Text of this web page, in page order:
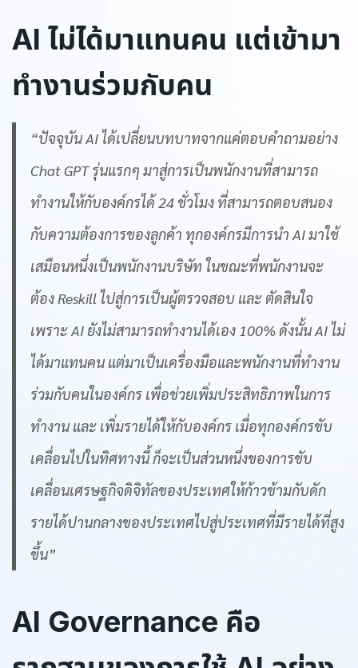
AI ไม่ได้มาแทนคน แต่เข้ามา
ทำงานร่วมกับคน
“ปัจจุบัน AI ได้เปลี่ยนบทบาทจากแค่ตอบคำถามอย่าง
Chat GPT รุ่นแรกๆ มาสู่การเป็นพนักงานที่สามารถ
ทำงานให้กับองค์กรได้ 24 ชั่วโมง ที่สามารถตอบสนอง
กับความต้องการของลูกค้า ทุกองค์กรมีการนำ AI มาใช้
เสมือนหนึ่งเป็นพนักงานบริษัท ในขณะที่พนักงานจะ
ต้อง Reskill ไปสู่การเป็นผู้ตรวจสอบ และ ตัดสินใจ
เพราะ AI ยังไม่สามารถทำงานได้เอง 100% ดังนั้น AI ไม่
ได้มาแทนคน แต่มาเป็นเครื่องมือและพนักงานที่ทำงาน
ร่วมกับคนในองค์กร เพื่อช่วยเพิ่มประสิทธิภาพในการ
ทำงาน และ เพิ่มรายได้ให้กับองค์กร เมื่อทุกองค์กรขับ
เคลื่อนไปในทิศทางนี้ ก็จะเป็นส่วนหนึ่งของการขับ
เคลื่อนเศรษฐกิจดิจิทัลของประเทศให้ก้าวข้ามกับดัก
รายได้ปานกลางของประเทศไปสู่ประเทศที่มีรายได้ที่สูง
ขึ้น”
AI Governance คือ